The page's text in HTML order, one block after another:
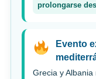
prolongarse
Evento
Grecia y